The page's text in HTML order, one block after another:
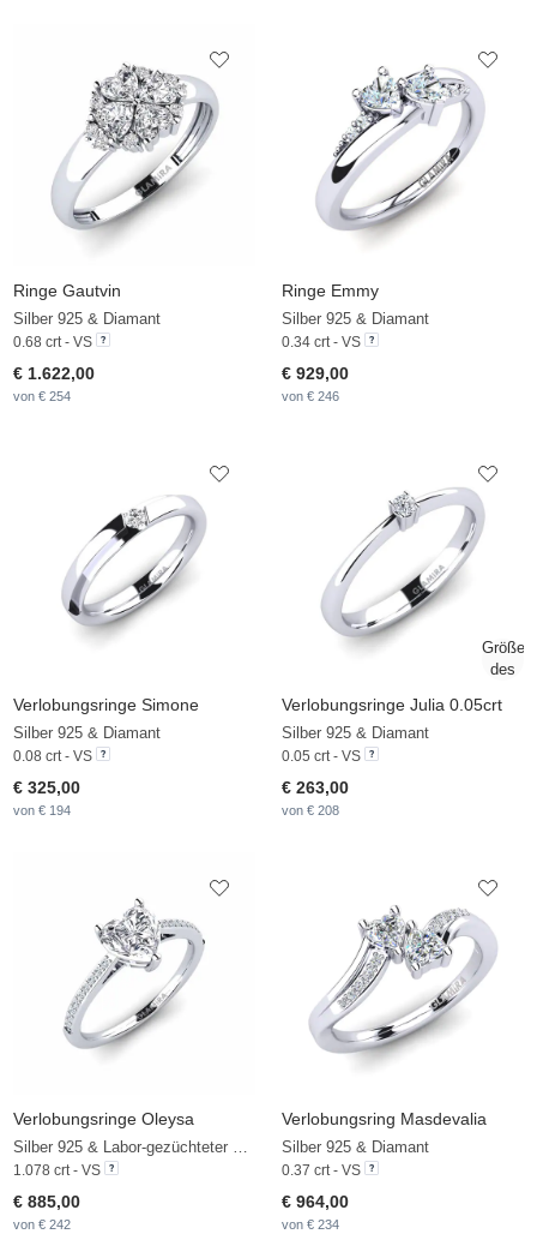
Ringe Gautvin
Silber 925 & Diamant
0.68 crt - VS
€ 1.622,00
von € 254
Ringe Emmy
Silber 925 & Diamant
0.34 crt - VS
€ 929,00
von € 246
Verlobungsringe Simone
Silber 925 & Diamant
0.08 crt - VS
€ 325,00
von € 194
Verlobungsringe Julia 0.05crt
Silber 925 & Diamant
0.05 crt - VS
€ 263,00
von € 208
Verlobungsringe Oleysa
Silber 925 & Labor-gezüchteter Diamant
1.078 crt - VS
€ 885,00
von € 242
Verlobungsring Masdevalia
Silber 925 & Diamant
0.37 crt - VS
€ 964,00
von € 234